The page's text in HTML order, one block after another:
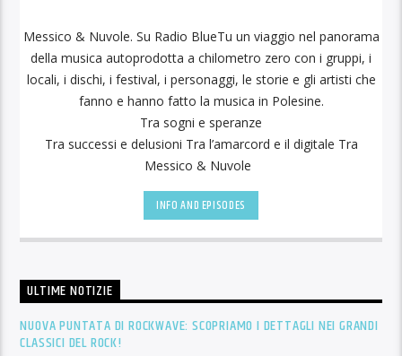
Messico & Nuvole. Su Radio BlueTu un viaggio nel panorama
della musica autoprodotta a chilometro zero con i gruppi, i
locali, i dischi, i festival, i personaggi, le storie e gli artisti che
fanno e hanno fatto la musica in Polesine.
Tra sogni e speranze
Tra successi e delusioni Tra l’amarcord e il digitale Tra
Messico & Nuvole
INFO AND EPISODES
ULTIME NOTIZIE
NUOVA PUNTATA DI ROCKWAVE: SCOPRIAMO I DETTAGLI NEI GRANDI
CLASSICI DEL ROCK!